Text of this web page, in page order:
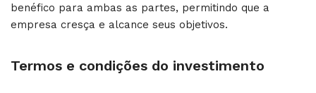
benéfico para ambas as partes, permitindo que a
empresa cresça e alcance seus objetivos.
Termos e condições do investimento